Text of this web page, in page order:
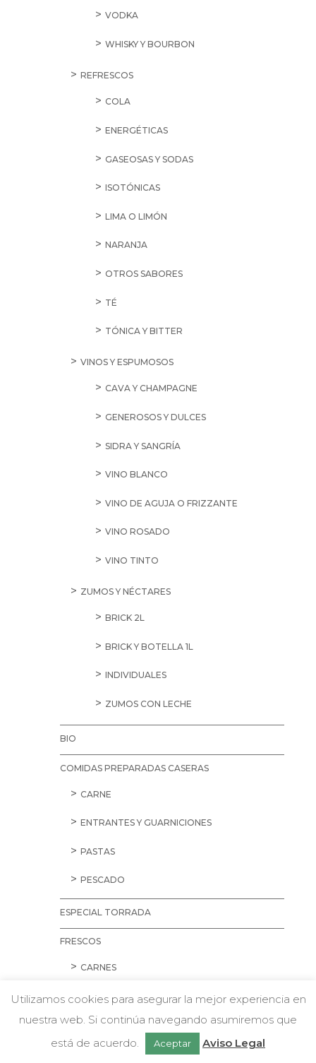
VODKA
WHISKY Y BOURBON
REFRESCOS
COLA
ENERGÉTICAS
GASEOSAS Y SODAS
ISOTÓNICAS
LIMA O LIMÓN
NARANJA
OTROS SABORES
TÉ
TÓNICA Y BITTER
VINOS Y ESPUMOSOS
CAVA Y CHAMPAGNE
GENEROSOS Y DULCES
SIDRA Y SANGRÍA
VINO BLANCO
VINO DE AGUJA O FRIZZANTE
VINO ROSADO
VINO TINTO
ZUMOS Y NÉCTARES
BRICK 2L
BRICK Y BOTELLA 1L
INDIVIDUALES
ZUMOS CON LECHE
BIO
COMIDAS PREPARADAS CASERAS
CARNE
ENTRANTES Y GUARNICIONES
PASTAS
PESCADO
ESPECIAL TORRADA
FRESCOS
CARNES
CARNE PICADA
w Chatea con nosotros
Utilizamos cookies para asegurar la mejor experiencia en
nuestra web. Si continúa navegando asumiremos que
está de acuerdo.
Aceptar Aviso Legal